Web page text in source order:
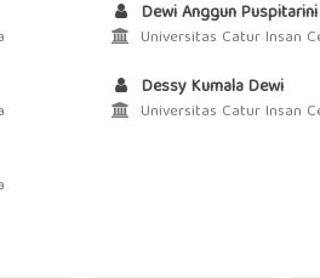
Dewi Anggun Puspitarini
Universitas Catur Insan
Dessy Kumala Dewi
Universitas Catur Insan